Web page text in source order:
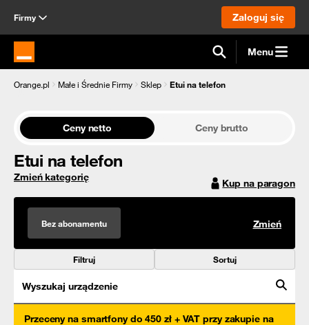
Firmy Zaloguj się
Strona główna Orange.pl Menu
Orange.pl Małe i Średnie Firmy Sklep Etui na telefon
Ceny netto Ceny brutto
Etui na telefon
Zmień kategorię Kup na paragon
Bez abonamentu Zmień
Filtruj Sortuj
Wyszukaj urządzenie
Przeceny na smartfony do 450 zł + VAT przy zakupie na